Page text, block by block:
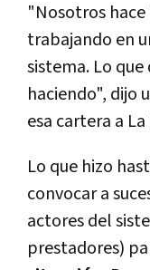
"Nosotros
trabajando en
sistema. Lo
haciendo", dijo
esa cartera a
Lo que hizo
convocar a
actores del
prestadores)